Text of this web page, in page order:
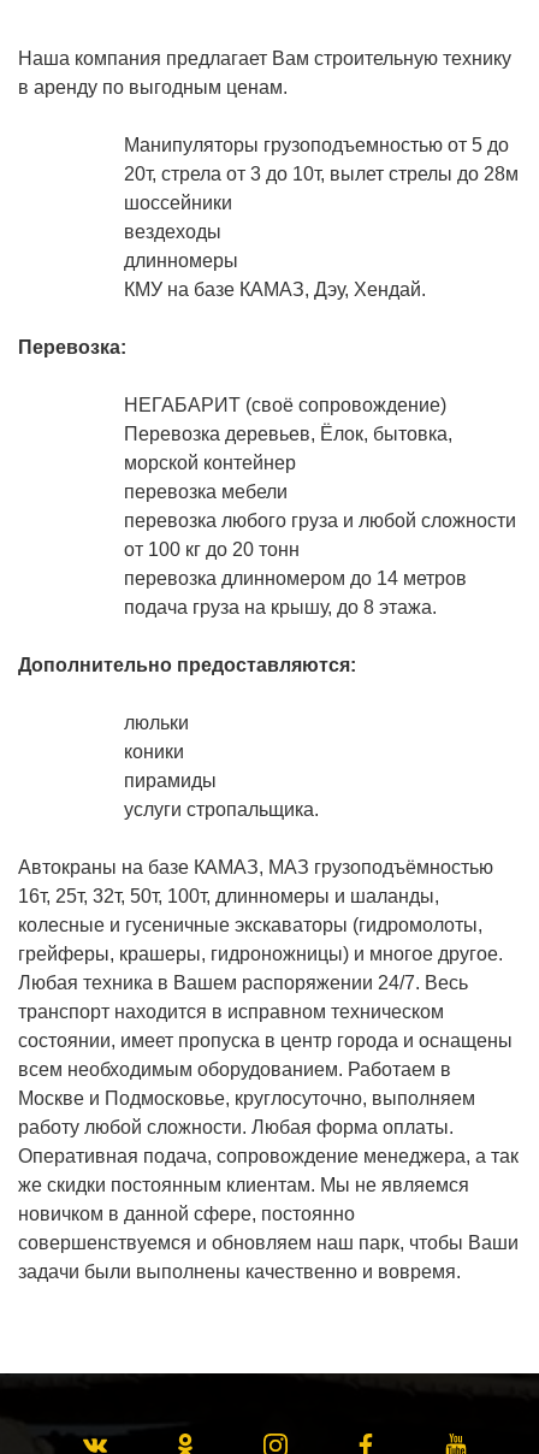
Наша компания предлагает Вам строительную технику
в аренду по выгодным ценам.
Манипуляторы грузоподъемностью от 5 до
20т, стрела от 3 до 10т, вылет стрелы до 28м
шоссейники
вездеходы
длинномеры
КМУ на базе КАМАЗ, Дэу, Хендай.
Перевозка:
НЕГАБАРИТ (своё сопровождение)
Перевозка деревьев, Ёлок, бытовка,
морской контейнер
перевозка мебели
перевозка любого груза и любой сложности
от 100 кг до 20 тонн
перевозка длинномером до 14 метров
подача груза на крышу, до 8 этажа.
Дополнительно предоставляются:
люльки
коники
пирамиды
услуги стропальщика.
Автокраны на базе КАМАЗ, МАЗ грузоподъёмностью
16т, 25т, 32т, 50т, 100т, длинномеры и шаланды,
колесные и гусеничные экскаваторы (гидромолоты,
грейферы, крашеры, гидроножницы) и многое другое.
Любая техника в Вашем распоряжении 24/7. Весь
транспорт находится в исправном техническом
состоянии, имеет пропуска в центр города и оснащены
всем необходимым оборудованием. Работаем в
Москве и Подмосковье, круглосуточно, выполняем
работу любой сложности. Любая форма оплаты.
Оперативная подача, сопровождение менеджера, а так
же скидки постоянным клиентам. Мы не являемся
новичком в данной сфере, постоянно
совершенствуемся и обновляем наш парк, чтобы Ваши
задачи были выполнены качественно и вовремя.